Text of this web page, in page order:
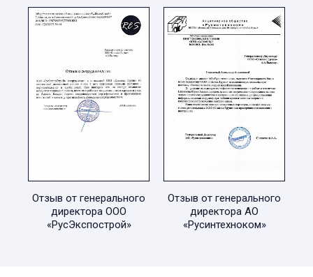
Отзыв от генерального
директора ООО
«РусЭкспострой»
Отзыв от генерального
директора АО
«Русинтехноком»